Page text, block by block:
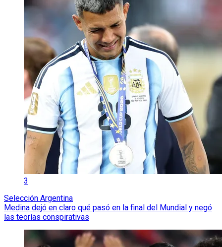
3
Selección Argentina
Medina dejó en claro qué pasó en la final del Mundial y negó
las teorías conspirativas